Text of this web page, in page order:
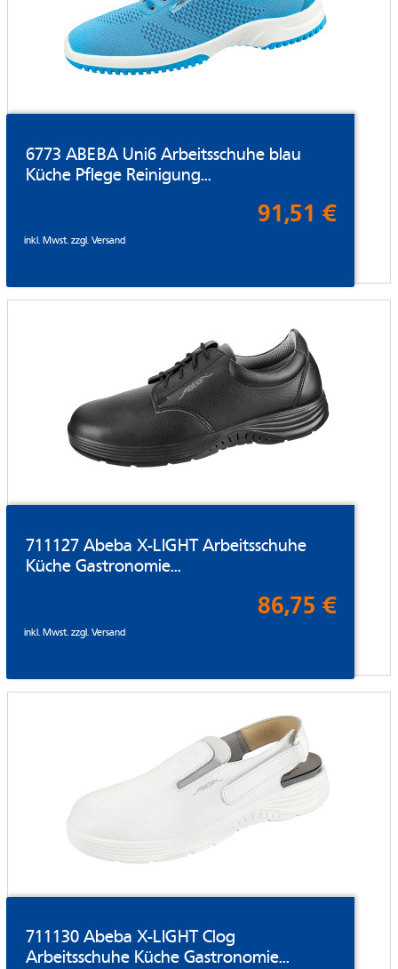
6773 ABEBA Uni6 Arbeitsschuhe blau
Küche Pflege Reinigung...
91,51 €
inkl. Mwst. zzgl.Versand
711127 Abeba X-LIGHT Arbeitsschuhe
Küche Gastronomie...
86,75 €
inkl. Mwst. zzgl.Versand
711130 Abeba X-LIGHT Clog
Arbeitsschuhe Küche Gastronomie...